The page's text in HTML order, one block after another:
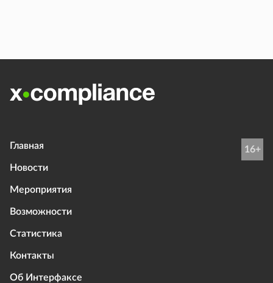
Главная
Новости
Мероприятия
Возможности
Статистика
Контакты
Об Интерфаксе
16+